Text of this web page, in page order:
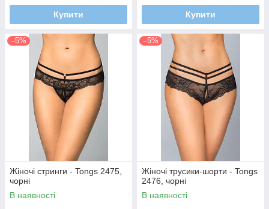
Купити Купити
–5%
Жіночі стринги - Tongs 2475,
чорні
В наявності
–5%
Жіночі трусики-шорти - Tongs
2476, чорні
В наявності